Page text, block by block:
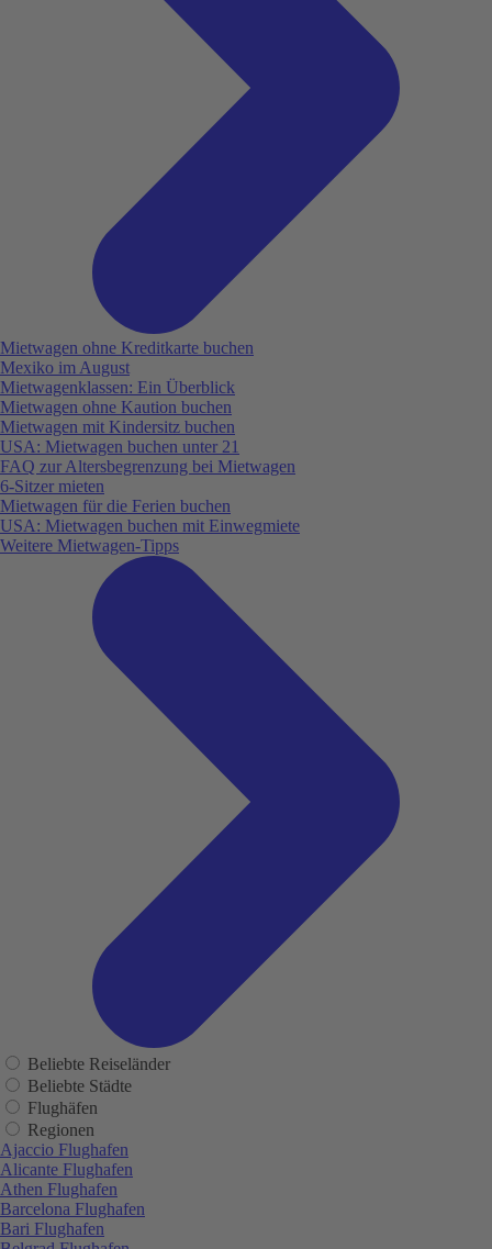
Mietwagen ohne Kreditkarte buchen
Mexiko im August
Mietwagenklassen: Ein Überblick
Mietwagen ohne Kaution buchen
Mietwagen mit Kindersitz buchen
USA: Mietwagen buchen unter 21
FAQ zur Altersbegrenzung bei Mietwagen
6-Sitzer mieten
Mietwagen für die Ferien buchen
USA: Mietwagen buchen mit Einwegmiete
Weitere Mietwagen-Tipps
Beliebte Reiseländer
Beliebte Städte
Flughäfen
Regionen
Ajaccio Flughafen
Alicante Flughafen
Athen Flughafen
Barcelona Flughafen
Bari Flughafen